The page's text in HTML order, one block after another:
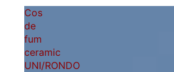
Cos
de
fum
ceramic
UNI/RONDO